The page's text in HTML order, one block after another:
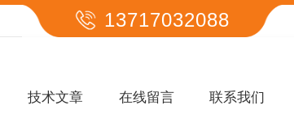
13717032088
技术文章 在线留言 联系我们